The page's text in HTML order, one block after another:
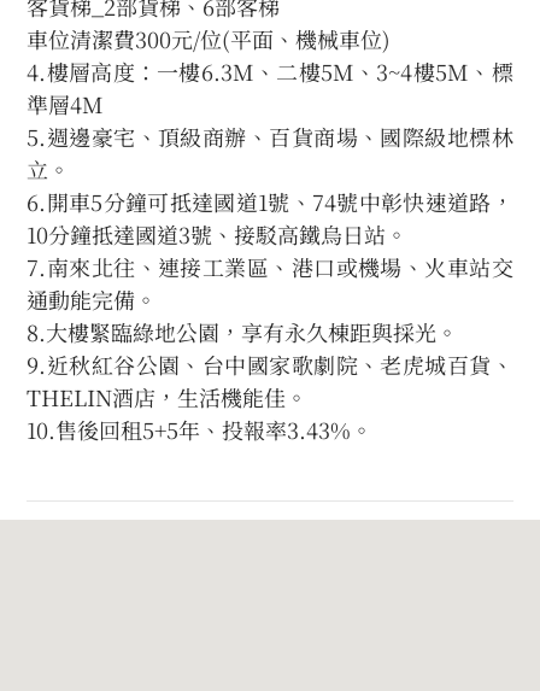
車位清潔費300元/位(平面、機械車位)
4.樓層高度：一樓6.3M、二樓5M、3~4樓5M、標
準層4M
5.週邊豪宅、頂級商辦、百貨商場、國際級地標林
立。
6.開車5分鐘可抵達國道1號、74號中彰快速道路，
10分鐘抵達國道3號、接駁高鐵烏日站。
7.南來北往、連接工業區、港口或機場、火車站交
通動能完備。
8.大樓緊臨綠地公園，享有永久棟距與採光。
9.近秋紅谷公園、台中國家歌劇院、老虎城百貨、
THELIN酒店，生活機能佳。
10.售後回租5+5年、投報率3.43%。